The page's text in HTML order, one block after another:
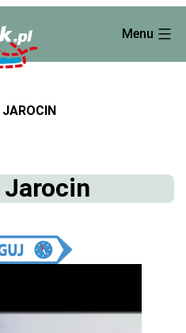
Menu
JAROCIN
Jarocin